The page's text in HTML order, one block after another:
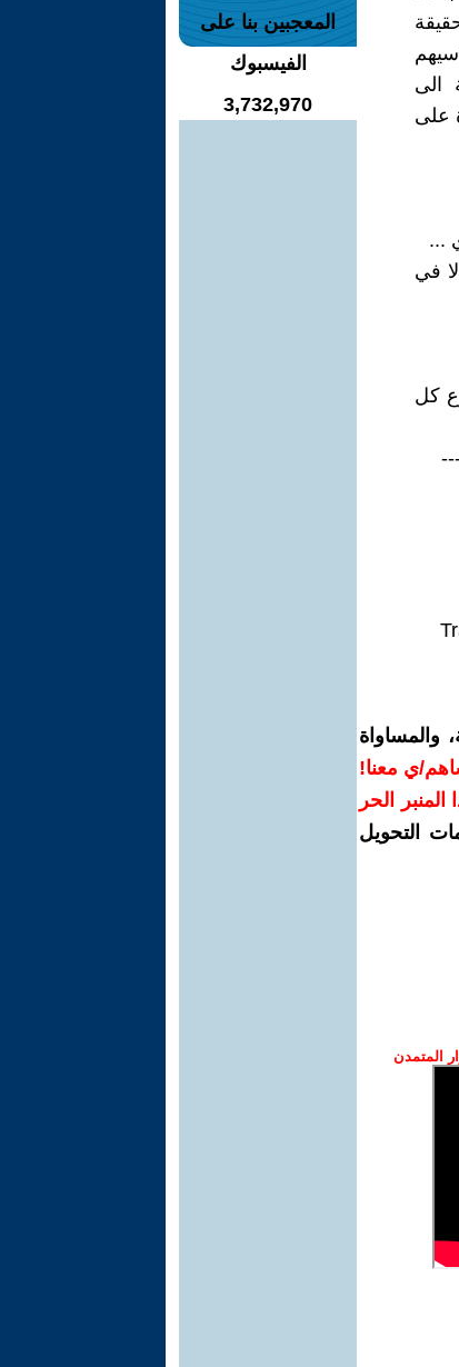
الى
على
...
في
كل
والمساواة
ي معنا!
المنبر الحر
التحويل
المتمدن
المعجبين بنا على
الفيسبوك
3,732,970